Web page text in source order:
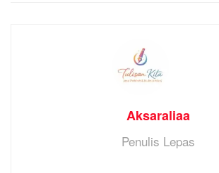
Aksaraliaa
Penulis Lepas